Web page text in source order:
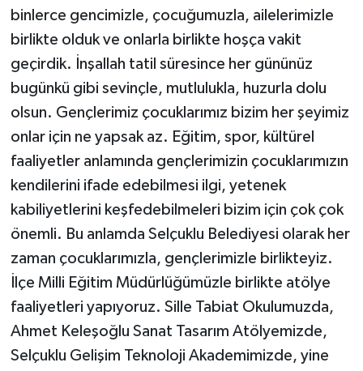
binlerce gencimizle, çocuğumuzla, ailelerimizle
birlikte olduk ve onlarla birlikte hoşça vakit
geçirdik. İnşallah tatil süresince her gününüz
bugünkü gibi sevinçle, mutlulukla, huzurla dolu
olsun. Gençlerimiz çocuklarımız bizim her şeyimiz
onlar için ne yapsak az. Eğitim, spor, kültürel
faaliyetler anlamında gençlerimizin çocuklarımızın
kendilerini ifade edebilmesi ilgi, yetenek
kabiliyetlerini keşfedebilmeleri bizim için çok çok
önemli. Bu anlamda Selçuklu Belediyesi olarak her
zaman çocuklarımızla, gençlerimizle birlikteyiz.
İlçe Milli Eğitim Müdürlüğümüzle birlikte atölye
faaliyetleri yapıyoruz. Sille Tabiat Okulumuzda,
Ahmet Keleşoğlu Sanat Tasarım Atölyemizde,
Selçuklu Gelişim Teknoloji Akademimizde, yine